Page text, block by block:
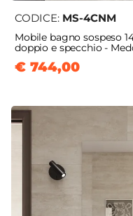
CODICE: MS-4CNM
Mobile bagno sospeso
doppio e specchio -
€ 744,00